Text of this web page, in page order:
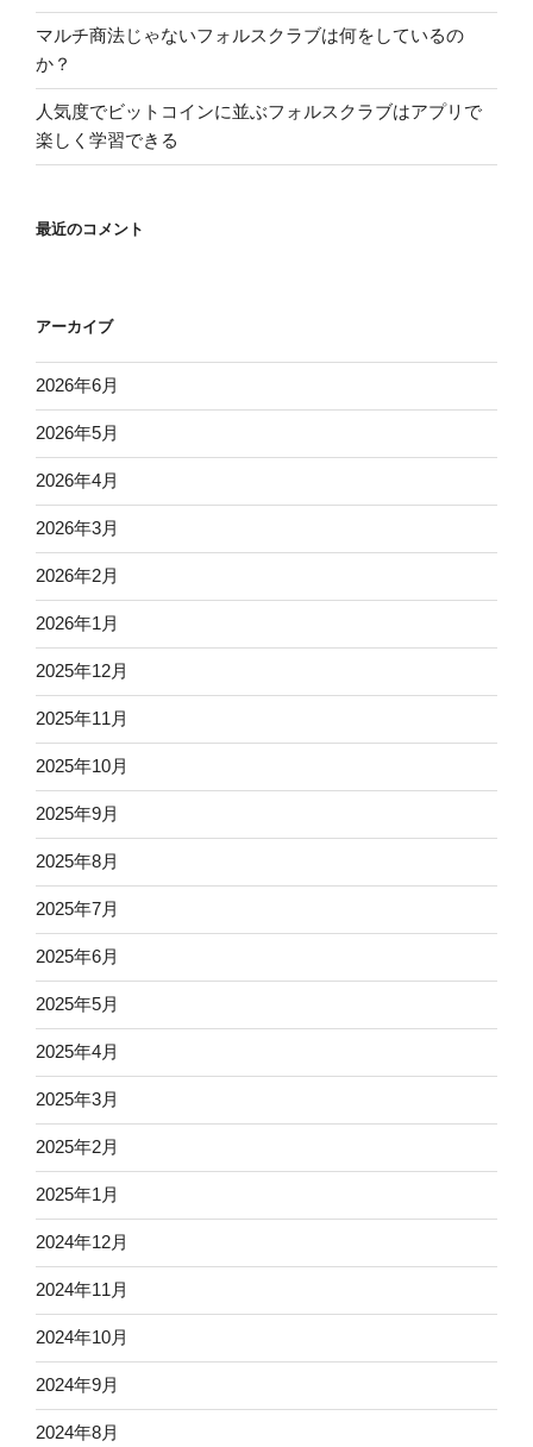
マルチ商法じゃないフォルスクラブは何をしているの
か？
人気度でビットコインに並ぶフォルスクラブはアプリで
楽しく学習できる
最近のコメント
アーカイブ
2026年6月
2026年5月
2026年4月
2026年3月
2026年2月
2026年1月
2025年12月
2025年11月
2025年10月
2025年9月
2025年8月
2025年7月
2025年6月
2025年5月
2025年4月
2025年3月
2025年2月
2025年1月
2024年12月
2024年11月
2024年10月
2024年9月
2024年8月